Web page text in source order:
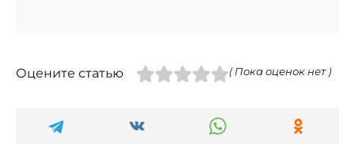
Оцените статью ( Пока оценок нет )